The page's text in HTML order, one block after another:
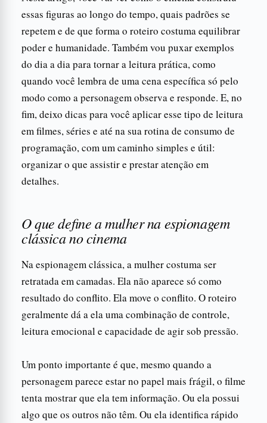
essas figuras ao longo do tempo, quais padrões se
repetem e de que forma o roteiro costuma equilibrar
poder e humanidade. Também vou puxar exemplos
do dia a dia para tornar a leitura prática, como
quando você lembra de uma cena específica só pelo
modo como a personagem observa e responde. E, no
fim, deixo dicas para você aplicar esse tipo de leitura
em filmes, séries e até na sua rotina de consumo de
programação, com um caminho simples e útil:
organizar o que assistir e prestar atenção em
detalhes.
O que define a mulher na espionagem
clássica no cinema
Na espionagem clássica, a mulher costuma ser
retratada em camadas. Ela não aparece só como
resultado do conflito. Ela move o conflito. O roteiro
geralmente dá a ela uma combinação de controle,
leitura emocional e capacidade de agir sob pressão.
Um ponto importante é que, mesmo quando a
personagem parece estar no papel mais frágil, o filme
tenta mostrar que ela tem informação. Ou ela possui
algo que os outros não têm. Ou ela identifica rápido